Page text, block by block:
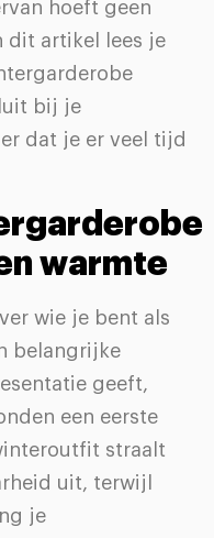
hoeft geen
dit artikel lees je
bij je
dat je er veel tijd
warmte
wie je bent als
belangrijke
geeft,
een eerste
straalt
uit, terwijl
je